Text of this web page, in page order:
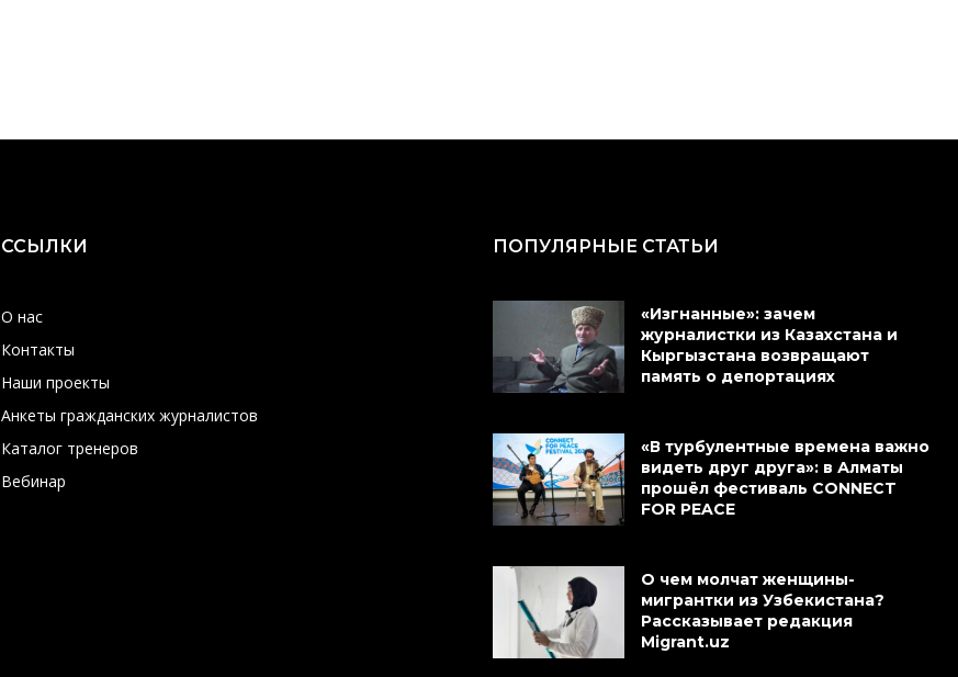
ССЫЛКИ
О нас
Контакты
Наши проекты
Анкеты гражданских журналистов
Каталог тренеров
Вебинар
ПОПУЛЯРНЫЕ СТАТЬИ
«Изгнанные»: зачем
журналистки из Казахстана и
Кыргызстана возвращают
память о депортациях
«В турбулентные времена важно
видеть друг друга»: в Алматы
прошёл фестиваль CONNECT
FOR PEACE
О чем молчат женщины-
мигрантки из Узбекистана?
Рассказывает редакция
Migrant.uz